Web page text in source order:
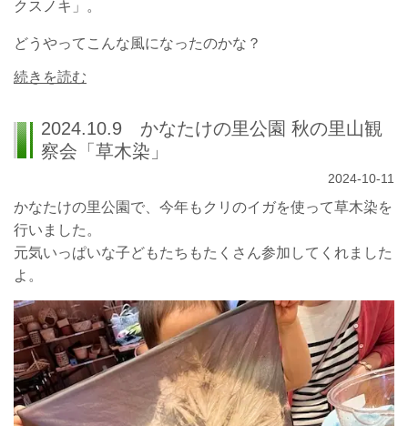
クスノキ」。
どうやってこんな風になったのかな？
続きを読む
2024.10.9 かなたけの里公園 秋の里山観
察会「草木染」
2024-10-11
かなたけの里公園で、今年もクリのイガを使って草木染を
行いました。
元気いっぱいな子どもたちもたくさん参加してくれました
よ。